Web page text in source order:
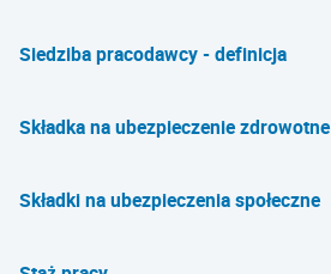
Siedziba pracodawcy - definicja
Składka na ubezpieczenie zdrowotne
Składki na ubezpieczenia społeczne